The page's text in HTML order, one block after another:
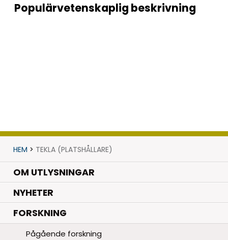
Populärvetenskaplig beskrivning
HEM > TEKLA (PLATSHÅLLARE)
OM UTLYSNINGAR
NYHETER.
FORSKNING.
Pågående forskning